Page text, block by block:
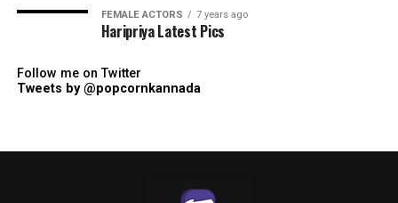
FEMALE ACTORS 7 years ago
Haripriya Latest Pics
Follow me on Twitter
Tweets by @popcornkannada